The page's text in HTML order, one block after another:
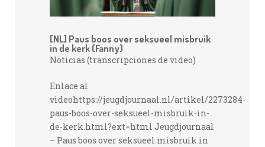
[NL] Paus boos over seksueel misbruik
in de kerk (Fanny)
Noticias (transcripciones de video)
Enlace al
videohttps://jeugdjournaal.nl/artikel/2273284-
paus-boos-over-seksueel-misbruik-in-
de-kerk.html?ext=html Jeugdjournaal
– Paus boos over seksueel misbruik in